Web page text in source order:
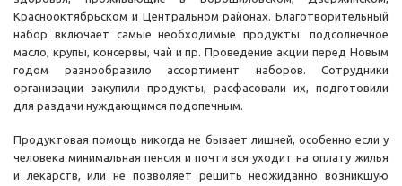
Краснооктябрьском и Центральном районах. Благотворительный
набор включает самые необходимые продукты: подсолнечное
масло, крупы, консервы, чай и пр. Проведение акции перед Новым
годом разнообразило ассортимент наборов. Сотрудники
организации закупили продукты, расфасовали их, подготовили
для раздачи нуждающимся подопечным.
Продуктовая помощь никогда не бывает лишней, особенно если у
человека минимальная пенсия и почти вся уходит на оплату жилья
и лекарств, или не позволяет решить неожиданно возникшую